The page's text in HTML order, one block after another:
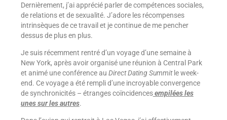
Dernièrement, j’ai apprécié parler de compétences sociales,
de relations et de sexualité. J’adore les récompenses
intrinsèques de ce travail et je continue de me pencher
dessus de plus en plus.
Je suis récemment rentré d’un voyage d’une semaine à
New York, après avoir organisé une réunion à Central Park
et animé une conférence au Direct Dating Summitle week-
end. Ce voyage a été rempli d’une incroyable convergence
de synchronicités – étranges coïncidencesempilées les
unes sur les autres.